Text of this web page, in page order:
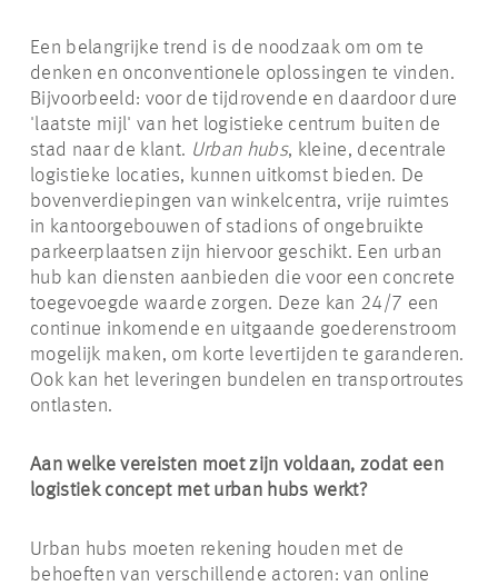
Een belangrijke trend is de noodzaak om om te
denken en onconventionele oplossingen te vinden.
Bijvoorbeeld: voor de tijdrovende en daardoor dure
'laatste mijl' van het logistieke centrum buiten de
stad naar de klant. Urban hubs, kleine, decentrale
logistieke locaties, kunnen uitkomst bieden. De
bovenverdiepingen van winkelcentra, vrije ruimtes
in kantoorgebouwen of stadions of ongebruikte
parkeerplaatsen zijn hiervoor geschikt. Een urban
hub kan diensten aanbieden die voor een concrete
toegevoegde waarde zorgen. Deze kan 24/7 een
continue inkomende en uitgaande goederenstroom
mogelijk maken, om korte levertijden te garanderen.
Ook kan het leveringen bundelen en transportroutes
ontlasten.
Aan welke vereisten moet zijn voldaan, zodat een
logistiek concept met urban hubs werkt?
Urban hubs moeten rekening houden met de
behoeften van verschillende actoren: van online